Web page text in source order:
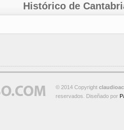
Histórico de
© 2014 Copyright
reservados. Diseñado por